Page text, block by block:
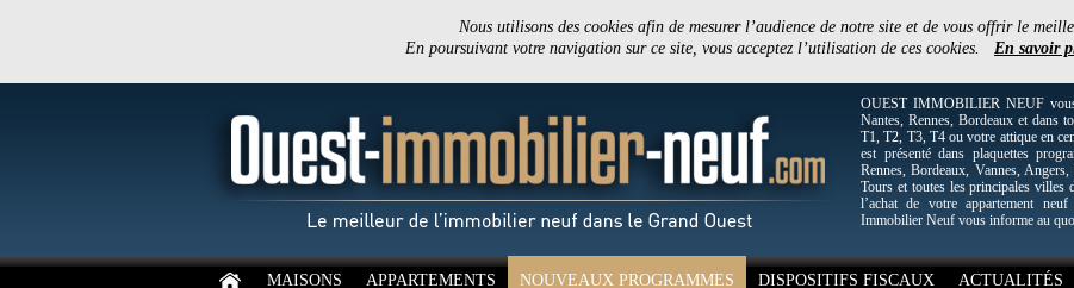
Nous utilisons des cookies afin de mesurer l’audience de notre site et de vous offrir le
En poursuivant votre navigation sur ce site, vous acceptez l’utilisation de ces cookies. En savoir
OUEST IMMOBILIER NEUF
Nantes, Rennes, Bordeaux et dans
T1, T2, T3, T4 ou votre attique en
est présenté dans plaquettes
Rennes, Bordeaux, Vannes,
Tours et toutes les principales villes
l’achat de votre appartement
Immobilier Neuf vous informe au
MAISONS APPARTEMENTS NOUVEAUX PROGRAMMES DISPOSITIFS FISCAUX ACTUALITÉS